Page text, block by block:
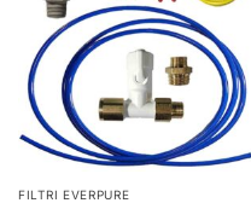
FILTRI EVERPURE